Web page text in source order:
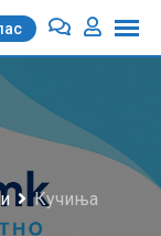
Кучиња